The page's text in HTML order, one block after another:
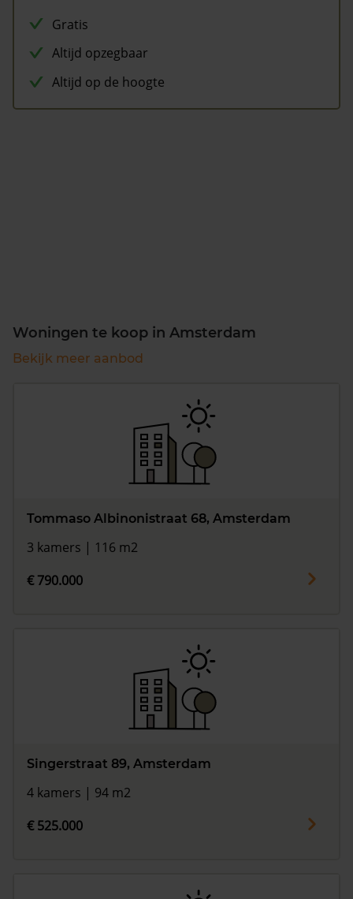
Gratis
Altijd opzegbaar
Altijd op de hoogte
Woningen te koop in Amsterdam
Bekijk meer aanbod
Tommaso Albinonistraat 68, Amsterdam
3 kamers | 116 m2
€ 790.000
Singerstraat 89, Amsterdam
4 kamers | 94 m2
€ 525.000